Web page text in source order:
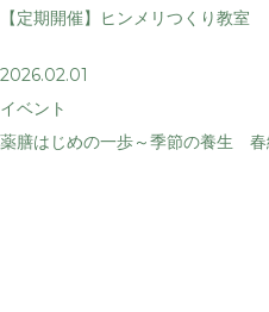
【定期開催】ヒンメリつくり教室
2026.02.01
イベント
薬膳はじめの一歩～季節の養生 春